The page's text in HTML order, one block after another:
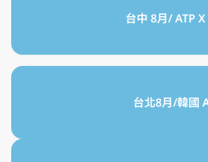
台中 8月/ ATP
台北8月/韓國